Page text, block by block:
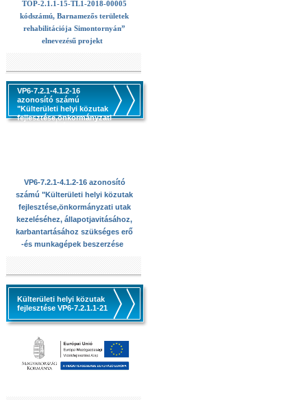
TOP-2.1.1-15-TL1-2018-00005
kódszámú, Barnamezős területek
rehabilitációja Simontornyán”
elnevezésű projekt
VP6-7.2.1-4.1.2-16
azonosító számú
"Külterületi helyi közutak
fejlesztése,önkormányzati
VP6-7.2.1-4.1.2-16 azonosító
számú "Külterületi helyi közutak
fejlesztése,önkormányzati utak
kezeléséhez, állapotjavitásához,
karbantartásához szükséges erő
-és munkagépek beszerzése
Külterületi helyi közutak
fejlesztése VP6-7.2.1.1-21